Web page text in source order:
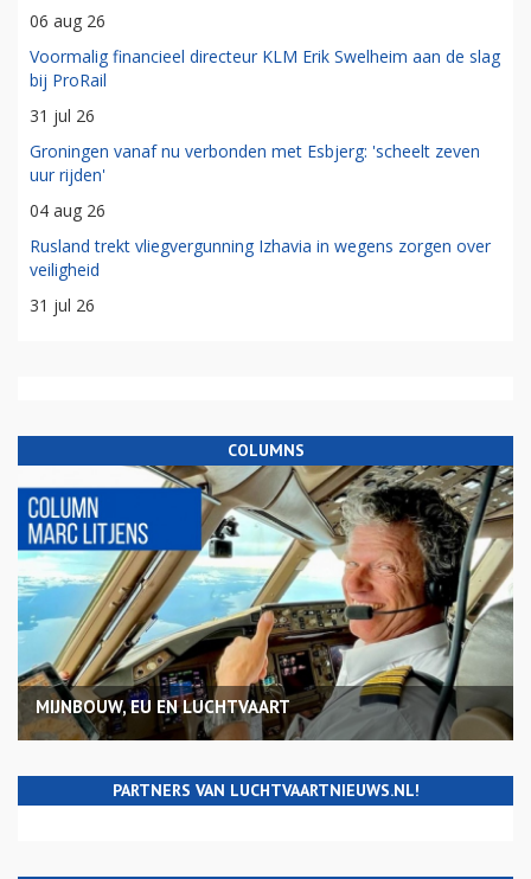
06 aug 26
Voormalig financieel directeur KLM Erik Swelheim aan de slag
bij ProRail
31 jul 26
Groningen vanaf nu verbonden met Esbjerg: 'scheelt zeven
uur rijden'
04 aug 26
Rusland trekt vliegvergunning Izhavia in wegens zorgen over
veiligheid
31 jul 26
COLUMNS
MIJNBOUW, EU EN LUCHTVAART
PARTNERS VAN LUCHTVAARTNIEUWS.NL!